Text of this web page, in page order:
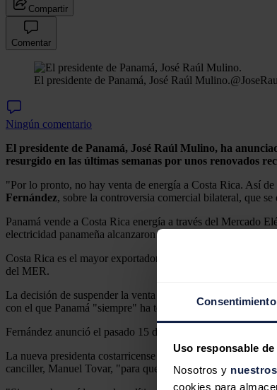
Consentimiento
Uso responsable
Nosotros y
cookies para
Compartir
Comentar
El presidente de Panamá, José Raúl Mulino.
Ningún comentario
El presidente de Panamá, José Raúl Mulino, ha
resurgido en las últimas semanas por unos renovados
"Por lo pronto, no hay venta de energía a Costa Rica. Así
Fernández, sobre la controversia comercial bilateral, que
Panamá vende a Costa Rica energía a través del Mercado
electricidad panameña alcanzaron los 687,4 GWh para el año
Costa Rica es el mayor exportador de energía en
del MER.
La decisión de suspender la venta de energía, por un plazo
con el que Panamá "siempre" ha tenido "muy buena
Fernández anunció el pasado 15 de mayo que impulsará
La nueva presidenta costarricense argumentó, en
canciller, Manuel Tovar, "para que instale los mecanismos